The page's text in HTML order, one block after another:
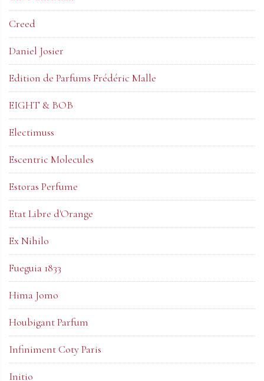
Creed
Daniel Josier
Edition de Parfums Frédéric Malle
EIGHT & BOB
Electimuss
Escentric Molecules
Estoras Perfume
Etat Libre d'Orange
Ex Nihilo
Fueguia 1833
Hima Jomo
Houbigant Parfum
Infiniment Coty Paris
Initio